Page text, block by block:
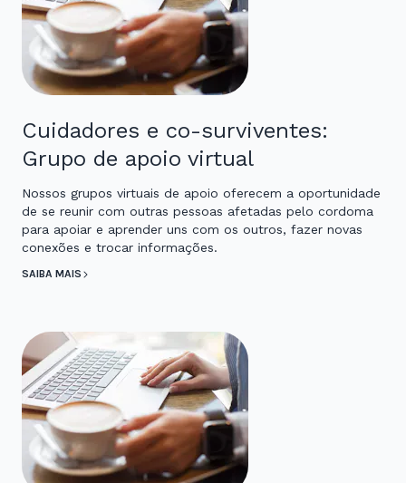
Cuidadores e co-surviventes:
Grupo de apoio virtual
Nossos grupos virtuais de apoio oferecem a oportunidade
de se reunir com outras pessoas afetadas pelo cordoma
para apoiar e aprender uns com os outros, fazer novas
conexões e trocar informações.
SAIBA MAIS